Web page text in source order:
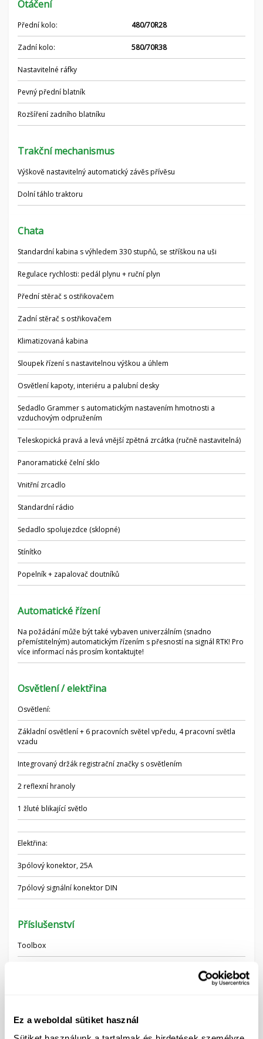
Ez a weboldal sütiket használ
Otáčení
Přední kolo: 480/70R28
Zadní kolo: 580/70R38
Nastavitelné ráfky
Pevný přední blatník
Rozšíření zadního blatníku
Trakční mechanismus
Výškově nastavitelný automatický závěs přívěsu
Dolní táhlo traktoru
Chata
Standardní kabina s výhledem 330 stupňů, se stříškou na uši
Regulace rychlosti: pedál plynu + ruční plyn
Přední stěrač s ostřikovačem
Zadní stěrač s ostřikovačem
Klimatizovaná kabina
Sloupek řízení s nastavitelnou výškou a úhlem
Osvětlení kapoty, interiéru a palubní desky
Sedadlo Grammer s automatickým nastavením hmotnosti a
vzduchovým odpružením
Teleskopická pravá a levá vnější zpětná zrcátka (ručně nastavitelná)
Panoramatické čelní sklo
Vnitřní zrcadlo
Standardní rádio
Sedadlo spolujezdce (sklopné)
Stínítko
Popelník + zapalovač doutníků
Automatické řízení
Na požádání může být také vybaven univerzálním (snadno
přemístitelným) automatickým řízením s přesností na signál RTK! Pro
více informací nás prosím kontaktujte!
Osvětlení / elektřina
Osvětlení:
Základní osvětlení + 6 pracovních světel vpředu, 4 pracovní světla
vzadu
Integrovaný držák registrační značky s osvětlením
2 reflexní hranoly
1 žluté blikající světlo
Elektřina:
3pólový konektor, 25A
7pólový signální konektor DIN
Příslušenství
Toolbox